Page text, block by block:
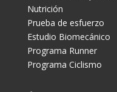
Nutrición
Prueba de esfuerzo
Estudio Biomecánico
Programa Runner
Programa Ciclismo